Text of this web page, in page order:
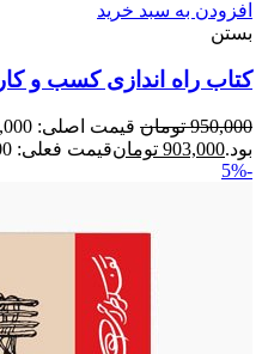
افزودن به سبد خرید
بستن
کتاب راه‌ اندازی کسب‌ و‌ کار
950,000 تومان
بود.903,000 تومانقیمت فعلی: 903,000 تومان.
-5%